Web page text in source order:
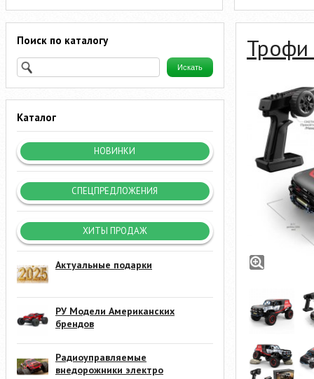
Поиск по каталогу
Каталог
НОВИНКИ
СПЕЦПРЕДЛОЖЕНИЯ
ХИТЫ ПРОДАЖ
Актуальные подарки
РУ Модели Американских
брендов
Радиоуправляемые
внедорожники электро